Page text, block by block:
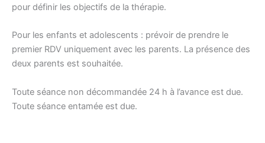
pour définir les objectifs de la thérapie.
Pour les enfants et adolescents : prévoir de prendre le
premier RDV uniquement avec les parents. La présence des
deux parents est souhaitée.
Toute séance non décommandée 24 h à l’avance est due.
Toute séance entamée est due.